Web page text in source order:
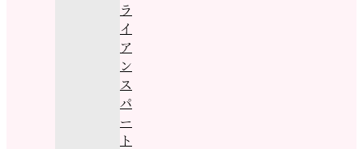
ラ
イ
ア
ン
ス
パ
ー
ト